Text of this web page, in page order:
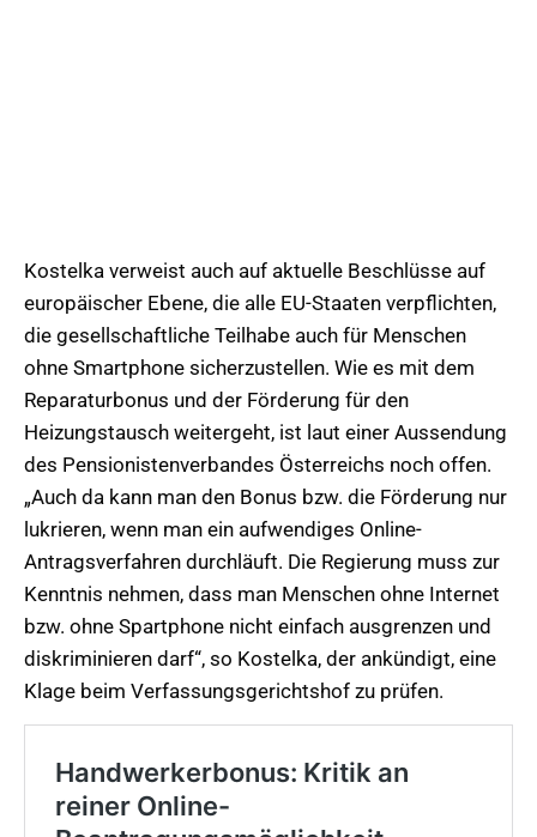
Kostelka verweist auch auf aktuelle Beschlüsse auf
europäischer Ebene, die alle EU-Staaten verpflichten,
die gesellschaftliche Teilhabe auch für Menschen
ohne Smartphone sicherzustellen. Wie es mit dem
Reparaturbonus und der Förderung für den
Heizungstausch weitergeht, ist laut einer Aussendung
des Pensionistenverbandes Österreichs noch offen.
„Auch da kann man den Bonus bzw. die Förderung nur
lukrieren, wenn man ein aufwendiges Online-
Antragsverfahren durchläuft. Die Regierung muss zur
Kenntnis nehmen, dass man Menschen ohne Internet
bzw. ohne Spartphone nicht einfach ausgrenzen und
diskriminieren darf“, so Kostelka, der ankündigt, eine
Klage beim Verfassungsgerichtshof zu prüfen.